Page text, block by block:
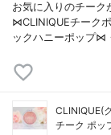
お気に入りのチー
⋈CLINIQUEチーク
ックハニーポップ
CLINIQUE(
チーク ポッ